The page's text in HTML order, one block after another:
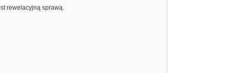
rewelacyjną sprawą.